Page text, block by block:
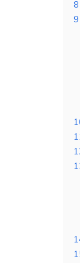
8
9